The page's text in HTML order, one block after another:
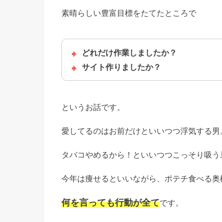
素晴らしい豊富目標をたてたところで
どれだけ作業しましたか？
サイト作りましたか？
というお話です。
愛してるのはお前だけといいつつ浮気する男
タバコやめるから！といいつつこっそり吸う
今年は痩せるといいながら、ポテチ食べる奥
何を言っても行動が全てです。